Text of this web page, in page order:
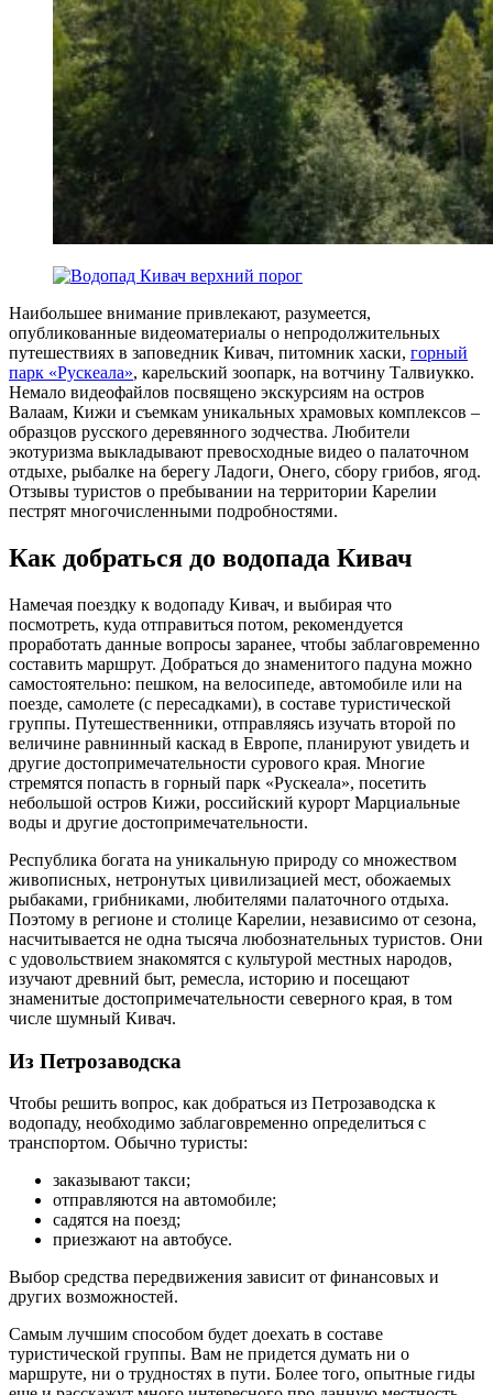
Наибольшее внимание привлекают, разумеется,
опубликованные видеоматериалы о непродолжительных
путешествиях в заповедник Кивач, питомник хаски, горный
парк «Рускеала», карельский зоопарк, на вотчину Талвиукко.
Немало видеофайлов посвящено экскурсиям на остров
Валаам, Кижи и съемкам уникальных храмовых комплексов –
образцов русского деревянного зодчества. Любители
экотуризма выкладывают превосходные видео о палаточном
отдыхе, рыбалке на берегу Ладоги, Онего, сбору грибов, ягод.
Отзывы туристов о пребывании на территории Карелии
пестрят многочисленными подробностями.
Как добраться до водопада Кивач
Намечая поездку к водопаду Кивач, и выбирая что
посмотреть, куда отправиться потом, рекомендуется
проработать данные вопросы заранее, чтобы заблаговременно
составить маршрут. Добраться до знаменитого падуна можно
самостоятельно: пешком, на велосипеде, автомобиле или на
поезде, самолете (с пересадками), в составе туристической
группы. Путешественники, отправляясь изучать второй по
величине равнинный каскад в Европе, планируют увидеть и
другие достопримечательности сурового края. Многие
стремятся попасть в горный парк «Рускеала», посетить
небольшой остров Кижи, российский курорт Марциальные
воды и другие достопримечательности.
Республика богата на уникальную природу со множеством
живописных, нетронутых цивилизацией мест, обожаемых
рыбаками, грибниками, любителями палаточного отдыха.
Поэтому в регионе и столице Карелии, независимо от сезона,
насчитывается не одна тысяча любознательных туристов. Они
с удовольствием знакомятся с культурой местных народов,
изучают древний быт, ремесла, историю и посещают
знаменитые достопримечательности северного края, в том
числе шумный Кивач.
Из Петрозаводска
Чтобы решить вопрос, как добраться из Петрозаводска к
водопаду, необходимо заблаговременно определиться с
транспортом. Обычно туристы:
заказывают такси;
отправляются на автомобиле;
садятся на поезд;
приезжают на автобусе.
Выбор средства передвижения зависит от финансовых и
других возможностей.
Самым лучшим способом будет доехать в составе
туристической группы. Вам не придется думать ни о
маршруте, ни о трудностях в пути. Более того, опытные гиды